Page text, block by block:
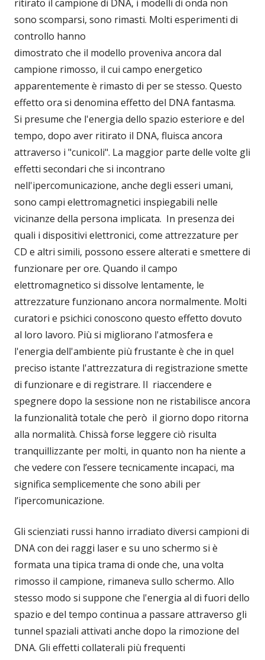
ritirato il campione di DNA, i modelli di onda non
sono scomparsi, sono rimasti. Molti esperimenti di
controllo hanno
dimostrato che il modello proveniva ancora dal
campione rimosso, il cui campo energetico
apparentemente è rimasto di per se stesso. Questo
effetto ora si denomina effetto del DNA fantasma.
Si presume che l'energia dello spazio esteriore e del
tempo, dopo aver ritirato il DNA, fluisca ancora
attraverso i "cunicoli". La maggior parte delle volte gli
effetti secondari che si incontrano
nell'ipercomunicazione, anche degli esseri umani,
sono campi elettromagnetici inspiegabili nelle
vicinanze della persona implicata. In presenza dei
quali i dispositivi elettronici, come attrezzature per
CD e altri simili, possono essere alterati e smettere di
funzionare per ore. Quando il campo
elettromagnetico si dissolve lentamente, le
attrezzature funzionano ancora normalmente. Molti
curatori e psichici conoscono questo effetto dovuto
al loro lavoro. Più si migliorano l'atmosfera e
l'energia dell'ambiente più frustante è che in quel
preciso istante l'attrezzatura di registrazione smette
di funzionare e di registrare. Il riaccendere e
spegnere dopo la sessione non ne ristabilisce ancora
la funzionalità totale che però il giorno dopo ritorna
alla normalità. Chissà forse leggere ciò risulta
tranquillizzante per molti, in quanto non ha niente a
che vedere con l’essere tecnicamente incapaci, ma
significa semplicemente che sono abili per
l’ipercomunicazione.
Gli scienziati russi hanno irradiato diversi campioni di
DNA con dei raggi laser e su uno schermo si è
formata una tipica trama di onde che, una volta
rimosso il campione, rimaneva sullo schermo. Allo
stesso modo si suppone che l'energia al di fuori dello
spazio e del tempo continua a passare attraverso gli
tunnel spaziali attivati anche dopo la rimozione del
DNA. Gli effetti collaterali più frequenti